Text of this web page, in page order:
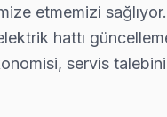
etmemizi
hattı
servis